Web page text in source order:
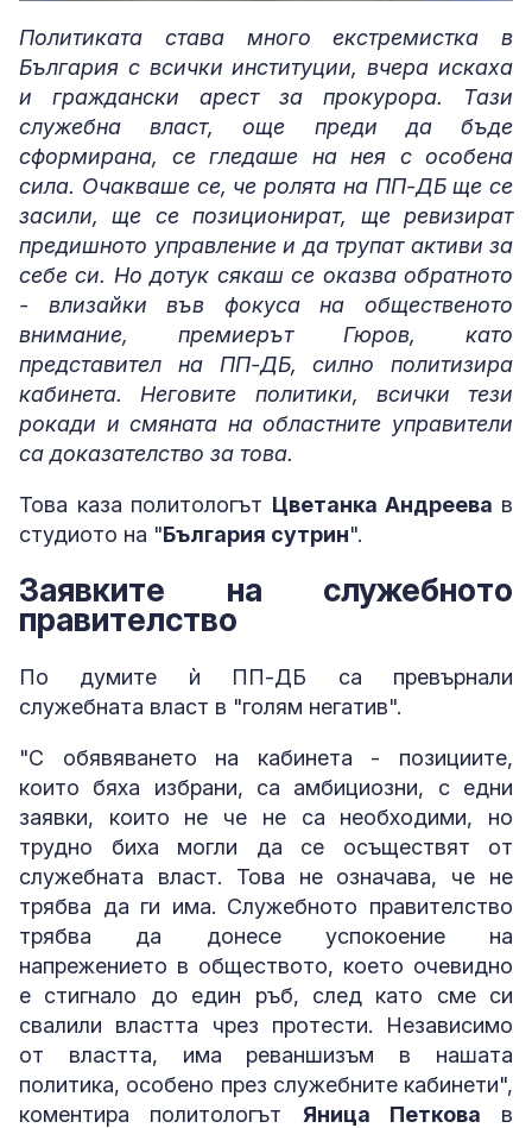
Политиката става много екстремистка в
България с всички институции, вчера искаха
и граждански арест за прокурора. Тази
служебна власт, още преди да бъде
сформирана, се гледаше на нея с особена
сила. Очакваше се, че ролята на ПП-ДБ ще се
засили, ще се позиционират, ще ревизират
предишното управление и да трупат активи за
себе си. Но дотук сякаш се оказва обратното
- влизайки във фокуса на общественото
внимание, премиерът Гюров, като
представител на ПП-ДБ, силно политизира
кабинета. Неговите политики, всички тези
рокади и смяната на областните управители
са доказателство за това.
Това каза политологът Цветанка Андреева в
студиото на "България сутрин".
Заявките на служебното
правителство
По думите ѝ ПП-ДБ са превърнали
служебната власт в "голям негатив".
"С обявяването на кабинета - позициите,
които бяха избрани, са амбициозни, с едни
заявки, които не че не са необходими, но
трудно биха могли да се осъществят от
служебната власт. Това не означава, че не
трябва да ги има. Служебното правителство
трябва да донесе успокоение на
напрежението в обществото, което очевидно
е стигнало до един ръб, след като сме си
свалили властта чрез протести. Независимо
от властта, има реваншизъм в нашата
политика, особено през служебните кабинети",
коментира политологът Яница Петкова в